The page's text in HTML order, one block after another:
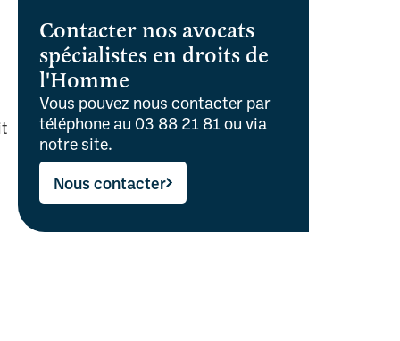
Contacter nos avocats
spécialistes en droits de
l'Homme
Vous pouvez nous contacter par
téléphone au 03 88 21 81 ou via
notre site.
Nous contacter